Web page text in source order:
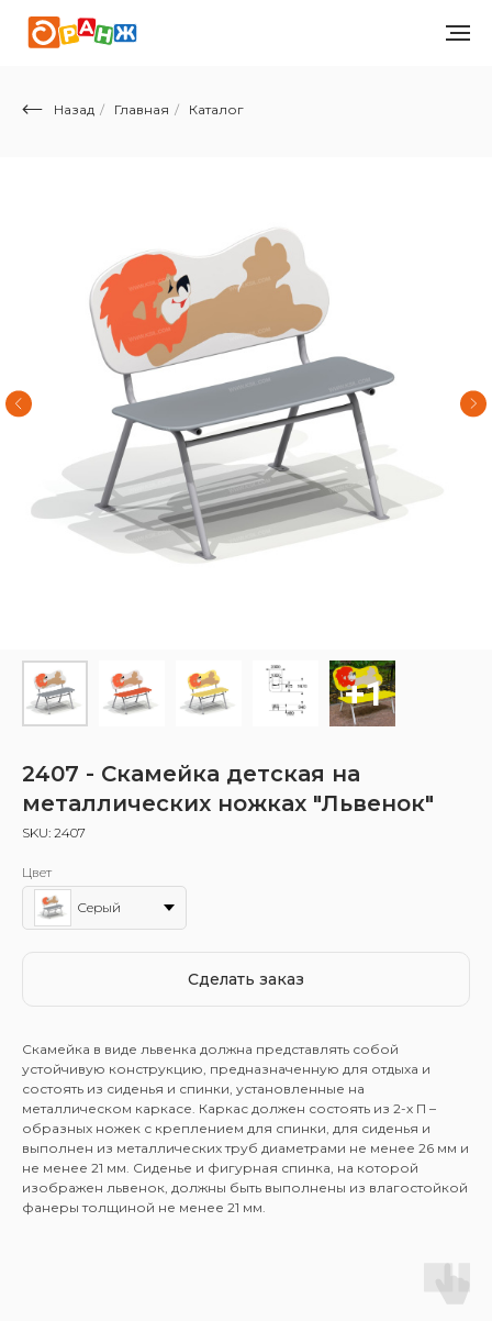
Назад / Главная / Каталог
2407 - Скамейка детская на
металлических ножках "Львенок"
SKU: 2407
Цвет
Серый
Сделать заказ
Скамейка в виде львенка должна представлять собой
устойчивую конструкцию, предназначенную для отдыха и
состоять из сиденья и спинки, установленные на
металлическом каркасе. Каркас должен состоять из 2-х П –
образных ножек с креплением для спинки, для сиденья и
выполнен из металлических труб диаметрами не менее 26 мм и
не менее 21 мм. Сиденье и фигурная спинка, на которой
изображен львенок, должны быть выполнены из влагостойкой
фанеры толщиной не менее 21 мм.